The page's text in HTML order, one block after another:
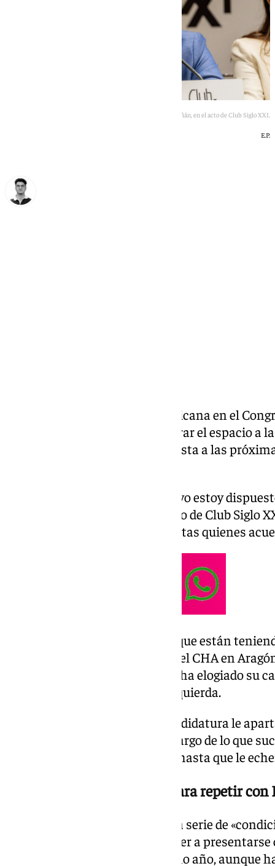
Rufián, en el acto de Club Siglo XXI.
E.P.
El portavoz de Esquerra Republicana en el
afirmar estar «dispuesto» a liderar el espacio a
y presentarse como cabeza de lista a las
«Si mi presencia puede ayudar, yo estoy
Rufián este miércoles en un acto de Club Siglo
deben ser los partidos progresistas quienes
Rufián ha reivindicado el tirón que están
«arraigadas al territorio», como el CHA en
candidato, José Ignacio García, ha elogiado su
mensaje que debe adoptar la izquierda.
En cuanto a si encabezar la candidatura le
partido «siempre se ha hecho cargo de lo que
ha afirmado que él no se va a ir hasta que le
Estas son las condiciones para repetir con
Rufián ha afirmado que hay una serie de
dirección republicana para volver a
comicios nacionales del próximo año, aunque